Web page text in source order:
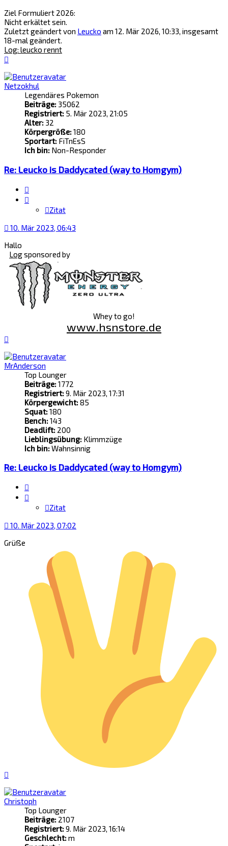
Ziel Formuliert 2026:
Nicht erkältet sein.
Zuletzt geändert von Leucko am 12. Mär 2026, 10:33, insgesamt
18-mal geändert.
Log: leucko rennt
Netzokhul
Legendäres Pokemon
Beiträge: 35062
Registriert: 5. Mär 2023, 21:05
Alter: 32
Körpergröße:180
Sportart: FiTnEsS
Ich bin: Non-Responder
Re: Leucko is Daddycated (way to Homgym)
Zitat
10. Mär 2023, 06:43
Hallo
Logsponsored by
Whey to go!
www.hsnstore.de
MrAnderson
Top Lounger
Beiträge:1772
Registriert:9. Mär 2023, 17:31
Körpergewicht:85
Squat:180
Bench:143
Deadlift: 200
Lieblingsübung: Klimmzüge
Ich bin:Wahnsinnig
Re: Leucko is Daddycated (way to Homgym)
Zitat
10. Mär 2023, 07:02
Grüße
Christoph
Top Lounger
Beiträge: 2107
Registriert:9. Mär 2023, 16:14
Geschlecht:m